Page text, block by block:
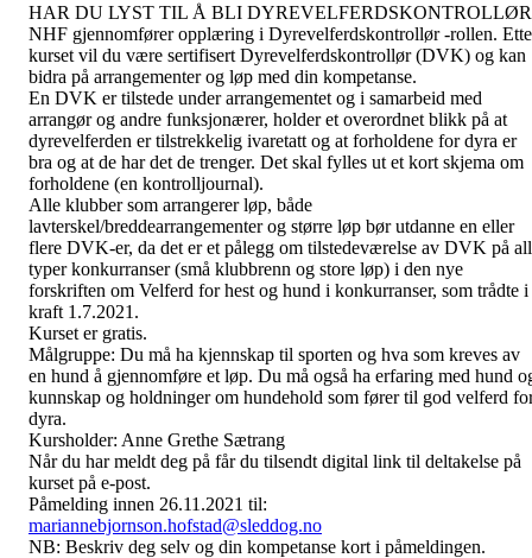
HAR DU LYST TIL Å BLI
NHF gjennomfører opplæring i Dyrevelferdskontrollør -rollen.
kurset vil du være sertifisert Dyrevelferdskontrollør (DVK) og kan
bidra på arrangementer og løp med din kompetanse.
En DVK er tilstede under arrangementet og i samarbeid med
arrangør og andre funksjonærer, holder et overordnet blikk på at
dyrevelferden er tilstrekkelig ivaretatt og at forholdene for dyra er
bra og at de har det de trenger. Det skal fylles ut et kort skjema om
forholdene (en kontrolljournal).
Alle klubber som arrangerer løp, både
lavterskel/breddearrangementer og større løp bør utdanne en eller
flere DVK-er, da det er et pålegg om tilstedeværelse av DVK på
typer konkurranser (små klubbrenn og store løp) i den nye
forskriften om Velferd for hest og hund i konkurranser, som trådte i
kraft 1.7.2021.
Kurset er gratis.
Målgruppe: Du må ha kjennskap til sporten og hva som kreves av
en hund å gjennomføre et løp. Du må også ha erfaring med hund
kunnskap og holdninger om hundehold som fører til god velferd
dyra.
Kursholder: Anne Grethe Sætrang
Når du har meldt deg på får du tilsendt digital link til deltakelse på
kurset på e-post.
Påmelding innen 26.11.2021 til:
mariannebjornson.hofstad@sleddog.no
NB: Beskriv deg selv og din kompetanse kort i påmeldingen.